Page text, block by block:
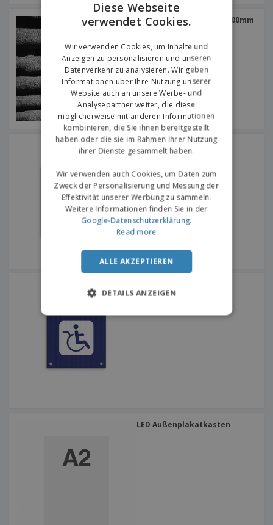
Regalstopper 200mm x 200mm
Hängender Stab runder
Beschilderung 450mm x
450mm 4 Löcher
250mm 4 Löcher 4 Ösen
LED Außenplakatkasten
ENGLISH
Diese Webseite
verwendet Cookies.
Wir verwenden Cookies, um Inhalte und
Anzeigen zu personalisieren und unseren
Datenverkehr zu analysieren. Wir geben
Informationen über Ihre Nutzung unserer
Website auch an unsere Werbe- und
Analysepartner weiter, die diese
möglicherweise mit anderen Informationen
kombinieren, die Sie ihnen bereitgestellt
haben oder die sie im Rahmen Ihrer Nutzung
ihrer Dienste gesammelt haben.
Wir verwenden auch Cookies, um Daten zum
Zweck der Personalisierung und Messung der
Effektivität unserer Werbung zu sammeln.
Weitere Informationen finden Sie in der
Google-Datenschutzerklärung.
Read more
ALLE AKZEPTIEREN
DETAILS ANZEIGEN